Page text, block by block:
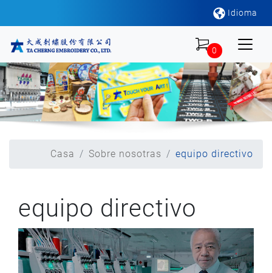
Idioma
0
Casa Sobre nosotras equipo directivo
equipo directivo